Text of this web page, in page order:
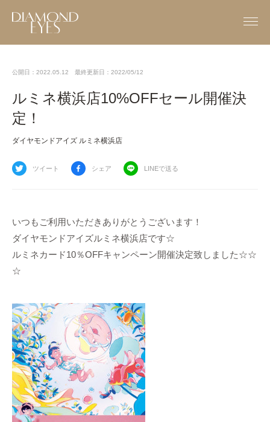
公開日：2022.05.12 最終更新日：2022/05/12
ルミネ横浜店10%OFFセール開催決
定！
ダイヤモンドアイズ ルミネ横浜店
ツイート シェア LINEで送る
いつもご利用いただきありがとうございます！
ダイヤモンドアイズルミネ横浜店です☆
ルミネカード10％OFFキャンペーン開催決定致しました☆☆
☆